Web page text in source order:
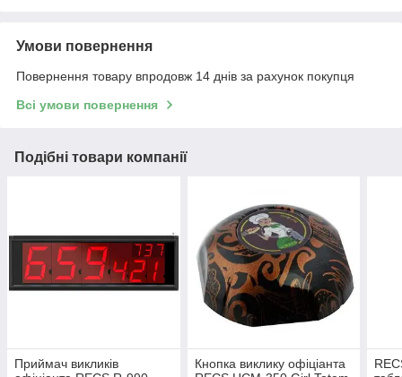
Умови повернення
Повернення товару впродовж 14 днів за рахунок покупця
Всі умови повернення
Подібні товари компанії
Приймач викликів
Кнопка виклику офіціанта